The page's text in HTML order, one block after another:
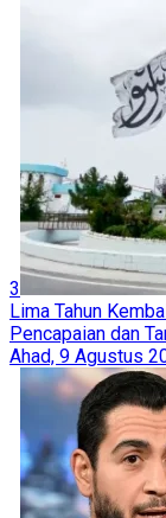
3
Lima Tahun
Pencapaian dan
Ahad, 9 Agustus